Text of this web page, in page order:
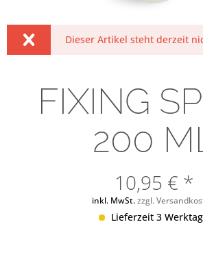
Dieser Artikel steht derzeit
FIXING
200
10,95 € *
inkl. MwSt.zzgl.
Lieferzeit 3